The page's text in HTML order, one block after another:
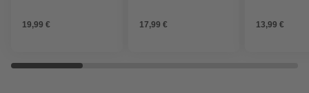
19,99 € 17,99 € 13,99 €